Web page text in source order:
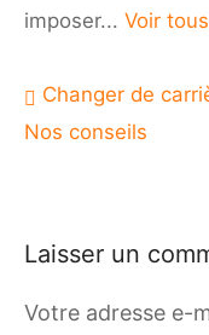
imposer... Voir
Navigation
de
Changer de
Nos conseils
Laisser un
Votre adresse e-